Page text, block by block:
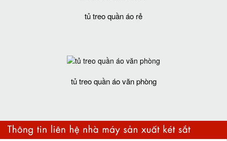
tủ treo quần áo rẻ
tủ treo quần áo văn phòng